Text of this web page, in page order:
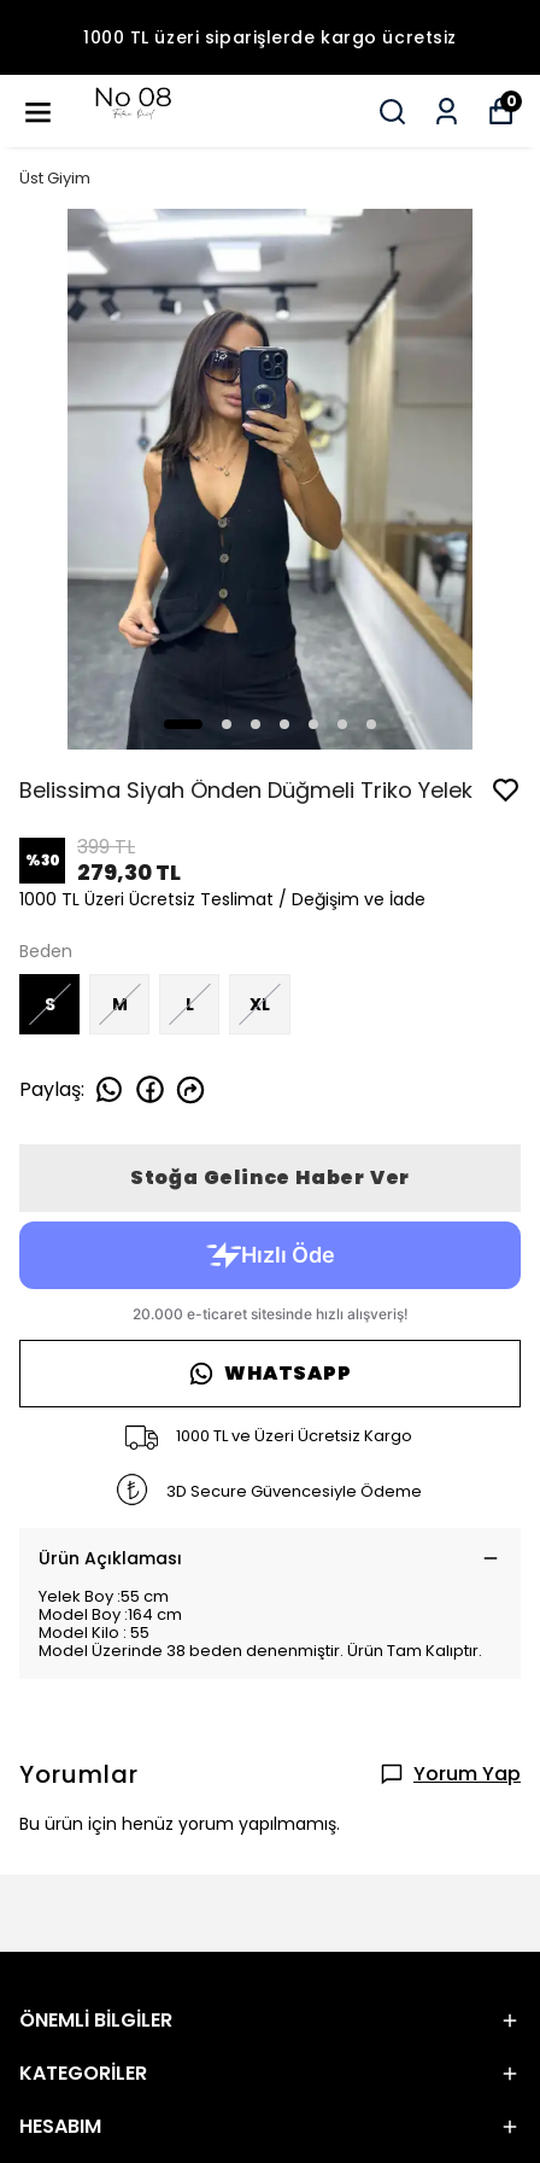
1000 TL üzeri siparişlerde kargo ücretsiz
0
Üst Giyim
Belissima Siyah Önden Düğmeli Triko Yelek
%30 399 TL
279,30 TL
1000 TL Üzeri Ücretsiz Teslimat / Değişim ve İade
Beden
S M L XL
Paylaş:
Stoğa Gelince Haber Ver
WHATSAPP
1000 TL ve Üzeri Ücretsiz Kargo
3D Secure Güvencesiyle Ödeme
Ürün Açıklaması
Yelek Boy :55 cm
Model Boy :164 cm
Model Kilo : 55
Model Üzerinde 38 beden denenmiştir. Ürün Tam Kalıptır.
Yorumlar Yorum Yap
Bu ürün için henüz yorum yapılmamış.
ÖNEMLİ BİLGİLER
KATEGORİLER
HESABIM